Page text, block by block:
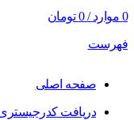
0 موارد /
0 تومان
فهرست
صفحه اصلی
دریافت